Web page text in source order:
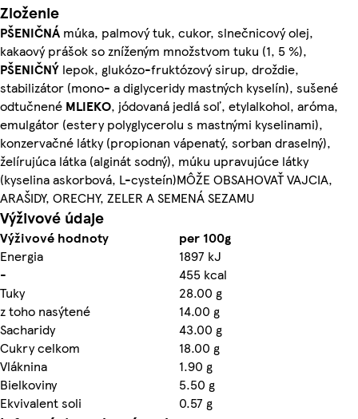
Zloženie
PŠENIČNÁ múka, palmový tuk, cukor, slnečnicový olej,
kakaový prášok so zníženým množstvom tuku (1, 5 %),
PŠENIČNÝ lepok, glukózo-fruktózový sirup, droždie,
stabilizátor (mono- a diglyceridy mastných kyselín), sušené
odtučnené MLIEKO, jódovaná jedlá soľ, etylalkohol, aróma,
emulgátor (estery polyglycerolu s mastnými kyselinami),
konzervačné látky (propionan vápenatý, sorban draselný),
želírujúca látka (alginát sodný), múku upravujúce látky
(kyselina askorbová, L-cysteín)MÔŽE OBSAHOVAŤ VAJCIA,
ARAŠIDY, ORECHY, ZELER A SEMENÁ SEZAMU
Výživové údaje
Výživové hodnoty
per 100g
Energia
1897 kJ
-
455 kcal
Tuky
28.00 g
z toho nasýtené
14.00 g
Sacharidy
43.00 g
Cukry celkom
18.00 g
Vláknina
1.90 g
Bielkoviny
5.50 g
Ekvivalent soli
0.57 g